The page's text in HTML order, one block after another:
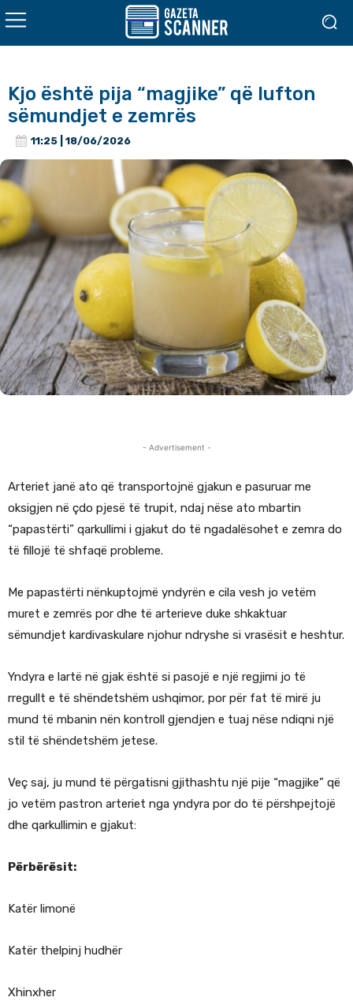
Kjo është pija “magjike” që lufton
sëmundjet e zemrës
11:25 | 18/06/2026
- Advertisement -
Arteriet janë ato që transportojnë gjakun e pasuruar me
oksigjen në çdo pjesë të trupit, ndaj nëse ato mbartin
“papastërti” qarkullimi i gjakut do të ngadalësohet e zemra do
të fillojë të shfaqë probleme.
Me papastërti nënkuptojmë yndyrën e cila vesh jo vetëm
muret e zemrës por dhe të arterieve duke shkaktuar
sëmundjet kardivaskulare njohur ndryshe si vrasësit e heshtur.
Yndyra e lartë në gjak është si pasojë e një regjimi jo të
rregullt e të shëndetshëm ushqimor, por për fat të mirë ju
mund të mbanin nën kontroll gjendjen e tuaj nëse ndiqni një
stil të shëndetshëm jetese.
Veç saj, ju mund të përgatisni gjithashtu një pije “magjike” që
jo vetëm pastron arteriet nga yndyra por do të përshpejtojë
dhe qarkullimin e gjakut:
Përbërësit:
Katër limonë
Katër thelpinj hudhër
Xhinxher